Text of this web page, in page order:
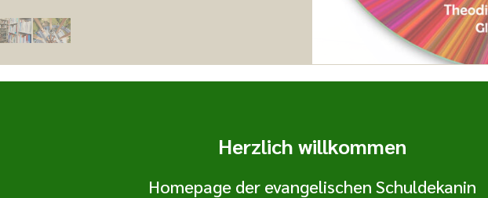
Herzlich willkommen
Homepage der evangelischen Schuldekanin